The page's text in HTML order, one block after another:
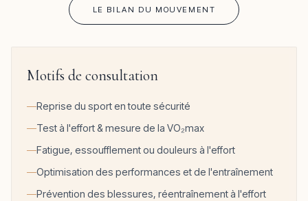
LE BILAN DU MOUVEMENT
Motifs de consultation
Reprise du sport en toute sécurité
Test à l'effort & mesure de la VO₂max
Fatigue, essoufflement ou douleurs à l'effort
Optimisation des performances et de l'entraînement
Prévention des blessures, réentraînement à l'effort